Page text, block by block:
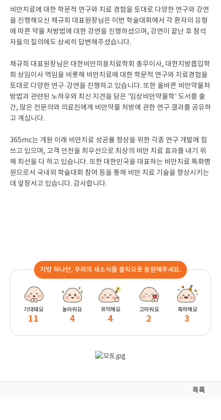
비만치료에 대한 학문적 연구와 치료 경험을 토대로 다양한 연구와 강연
을 진행해오신 채규희 대표원장님은 이번 학술대회에서 각 환자의 유형
에 따른 약물 처방법에 대한 강연을 진행하셨으며, 강연이 끝난 후 참석
자들의 질의에도 상세히 답변해주셨습니다.
채규희 대표원장님은 대한비만미용치료학회 총무이사, 대한지방흡입학
회 상임이사 역임을 비롯해 비만치료에 대한 학문적 연구와 치료경험을
토대로 다양한 연구·강연을 진행하고 있습니다. 또한 올바른 비만약물처
방법과 관련된 노하우와 최신 지견을 담은 '임상비만약물학' 도서를 출
간, 많은 전문의와 의료진에게 비만약물 처방에 관한 연구 결과를 공유하
고 계십니다.
365mc는 개원 이래 비만치료 성공률 향상을 위한 각종 연구 개발에 힘
쓰고 있으며, 고객 안전을 최우선으로 최상의 비만 치료 효과를 내기 위
해 최선을 다 하고 있습니다. 또한 대한민국을 대표하는 비만치료 특화병
원으로서 국내외 학술대회 참여 등을 통해 비만 치료 기술을 향상시키는
데 앞장서고 있습니다. 감사합니다.
지방 하나만, 우리의 새소식을 클릭으로 응원해주세요.
기대돼요
11
놀라워요
4
유익해요
4
고마워요
2
축하해요
3
목록